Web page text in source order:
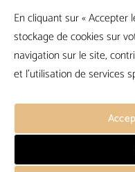
En cliquant sur « Accepter
stockage de cookies sur
navigation sur le site,
et l'utilisation de services